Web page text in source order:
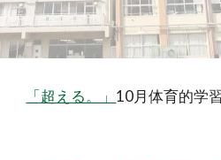
「超える。」 10月体育的学